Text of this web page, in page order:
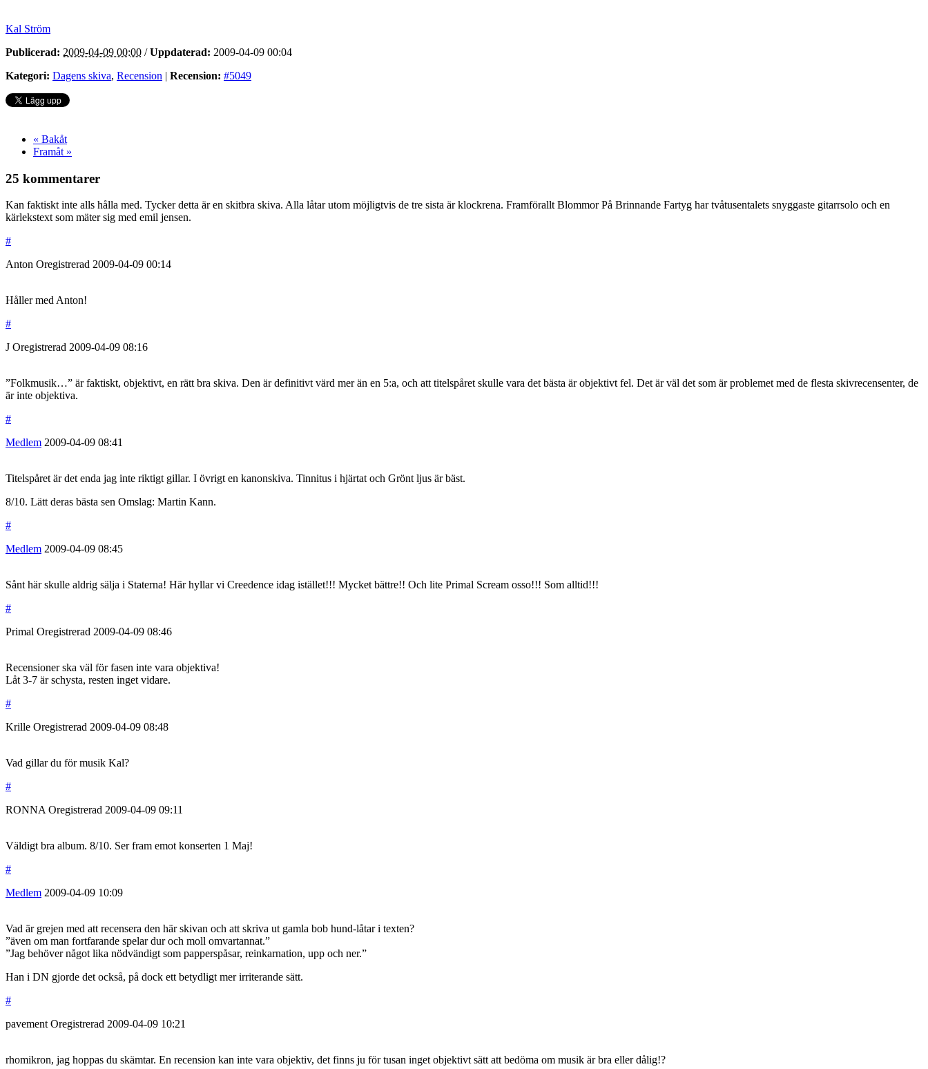
Kal Ström
Publicerad: 2009-04-09 00:00 /Uppdaterad: 2009-04-09 00:04
Kategori: Dagens skiva, Recension | Recension: #5049
« Bakåt
Framåt »
25 kommentarer
Kan faktiskt inte alls hålla med. Tycker detta är en skitbra skiva. Alla låtar utom möjligtvis de tre sista är klockrena. Framförallt Blommor På Brinnande Fartyg har tvåtusentalets snyggaste gitarrsolo och en
kärlekstext som mäter sig med emil jensen.
#
Anton Oregistrerad 2009-04-09 00:14
Håller med Anton!
#
J Oregistrerad 2009-04-09 08:16
”Folkmusik…” är faktiskt, objektivt, en rätt bra skiva. Den är definitivt värd mer än en 5:a, och att titelspåret skulle vara det bästa är objektivt fel. Det är väl det som är problemet med de flesta skivrecensenter, de
är inte objektiva.
#
Medlem 2009-04-09 08:41
Titelspåret är det enda jag inte riktigt gillar. I övrigt en kanonskiva. Tinnitus i hjärtat och Grönt ljus är bäst.
8/10. Lätt deras bästa sen Omslag: Martin Kann.
#
Medlem 2009-04-09 08:45
Sånt här skulle aldrig sälja i Staterna! Här hyllar vi Creedence idag istället!!! Mycket bättre!! Och lite Primal Scream osso!!! Som alltid!!!
#
Primal Oregistrerad 2009-04-09 08:46
Recensioner ska väl för fasen inte vara objektiva!
Låt 3-7 är schysta, resten inget vidare.
#
Krille Oregistrerad 2009-04-09 08:48
Vad gillar du för musik Kal?
#
RONNA Oregistrerad 2009-04-09 09:11
Väldigt bra album. 8/10. Ser fram emot konserten 1 Maj!
#
Medlem 2009-04-09 10:09
Vad är grejen med att recensera den här skivan och att skriva ut gamla bob hund-låtar i texten?
”även om man fortfarande spelar dur och moll omvartannat.”
”Jag behöver något lika nödvändigt som papperspåsar, reinkarnation, upp och ner.”
Han i DN gjorde det också, på dock ett betydligt mer irriterande sätt.
#
pavement Oregistrerad 2009-04-09 10:21
rhomikron, jag hoppas du skämtar. En recension kan inte vara objektiv, det finns ju för tusan inget objektivt sätt att bedöma om musik är bra eller dålig!?